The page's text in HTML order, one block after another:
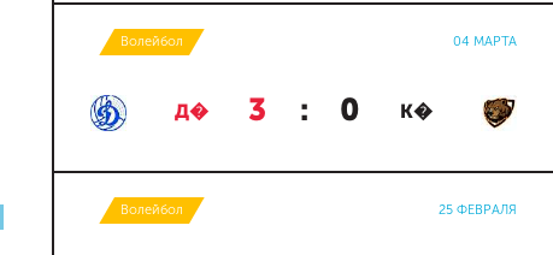
Волейбол 04 МАРТА
Д� 3 : 0 К�
Волейбол 25 ФЕВРАЛЯ